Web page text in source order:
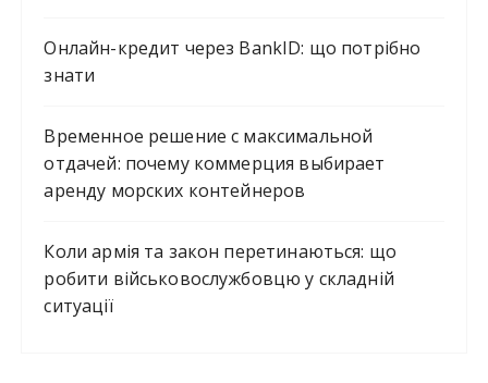
Онлайн-кредит через BankID: що потрібно
знати
Временное решение с максимальной
отдачей: почему коммерция выбирает
аренду морских контейнеров
Коли армія та закон перетинаються: що
робити військовослужбовцю у складній
ситуації